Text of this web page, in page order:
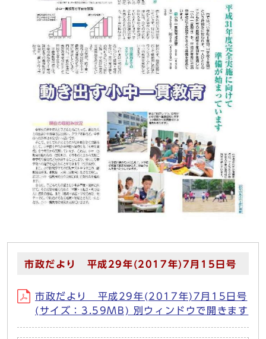
市政だより 平成29年(2017年)7月15日号
市政だより 平成29年(2017年)7月15日号
(サイズ：3.59MB) 別ウィンドウで開きます